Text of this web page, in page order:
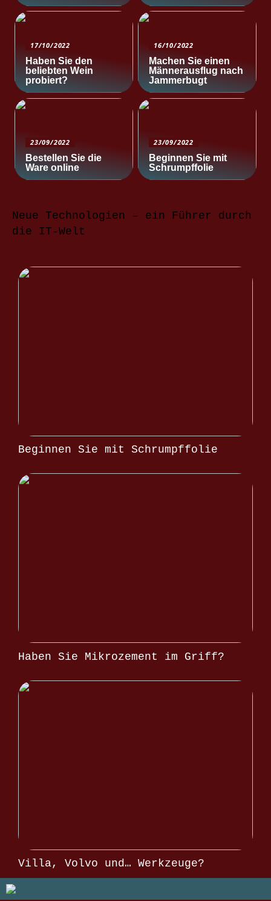
17/10/2022
Haben Sie den
beliebten Wein
probiert?
16/10/2022
Machen Sie einen
Männerausflug nach
Jammerbugt
23/09/2022
Bestellen Sie die
Ware online
23/09/2022
Beginnen Sie mit
Schrumpffolie
Neue Technologien – ein Führer durch
die IT-Welt
Beginnen Sie mit Schrumpffolie
Haben Sie Mikrozement im Griff?
Villa, Volvo und… Werkzeuge?